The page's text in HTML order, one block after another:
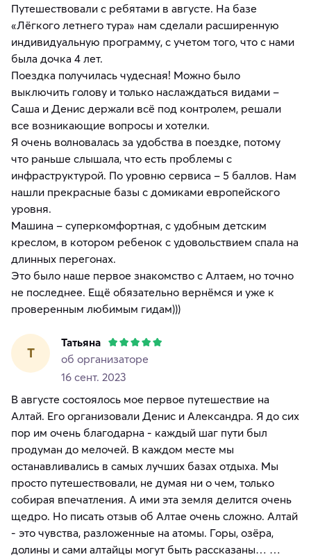
Путешествовали с ребятами в августе. На базе
«Лёгкого летнего тура» нам сделали расширенную
индивидуальную программу, с учетом того, что с нами
была дочка 4 лет.
Поездка получилась чудесная! Можно было
выключить голову и только наслаждаться видами −
Саша и Денис держали всё под контролем, решали
все возникающие вопросы и хотелки.
Я очень волновалась за удобства в поездке, потому
что раньше слышала, что есть проблемы с
инфраструктурой. По уровню сервиса − 5 баллов. Нам
нашли прекрасные базы с домиками европейского
уровня.
Машина − суперкомфортная, с удобным детским
креслом, в котором ребенок с удовольствием спала на
длинных перегонах.
Это было наше первое знакомство с Алтаем, но точно
не последнее. Ещё обязательно вернёмся и уже к
проверенным любимым гидам)))
Т
Татьяна
об организаторе
16 сент. 2023
В августе состоялось мое первое путешествие на
Алтай. Его организовали Денис и Александра. Я до сих
пор им очень благодарна - каждый шаг пути был
продуман до мелочей. В каждом месте мы
останавливались в самых лучших базах отдыха. Мы
просто путешествовали, не думая ни о чем, только
собирая впечатления. А ими эта земля делится очень
щедро. Но писать отзыв об Алтае очень сложно. Алтай
- это чувства, разложенные на атомы. Горы, озёра,
долины и сами алтайцы могут быть рассказаны… …